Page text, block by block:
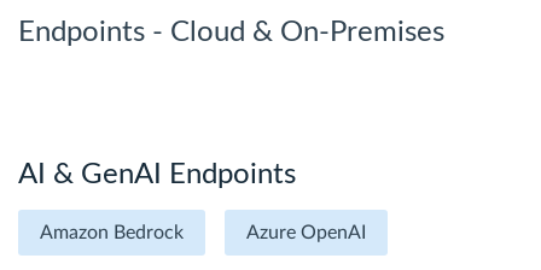
Endpoints - Cloud & On-Premises
AI & GenAI Endpoints
Amazon Bedrock Azure OpenAI